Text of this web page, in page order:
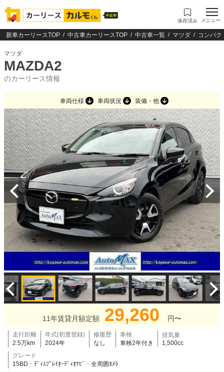
保存済み メニュー
新車カーリースTOP 中古車カーリースTOP 中古車一覧 マツダ コンパク
マツダ
MAZDA2
のカーリース情報
車両仕様 車両状況 装備・他
11年賃貸月額定額 29,260 円〜
走行距離
2.5万km
年式(初度登録)
2024年
修復歴
なし
車検
車検2年付き
排気量
1,500cc
グレード
15BD・ﾃﾞｨｽﾌﾟﾚｲｵｰﾃﾞｨｵﾅﾋﾞ・全周囲ｶﾒﾗ